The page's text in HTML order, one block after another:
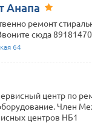
Анапа
ремонт
сюда
64
центр по
Член
центров НБ1